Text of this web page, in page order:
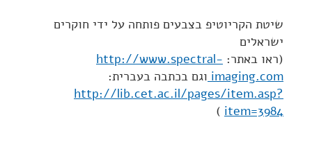
שיטת הקריוטיפ בצבעים פותחה על ידי חוקרים
ישראלים
(ראו באתר: http://www.spectral-
imaging.com וגם בכתבה בעברית:
http://lib.cet.ac.il/pages/item.asp?
item=3984
)